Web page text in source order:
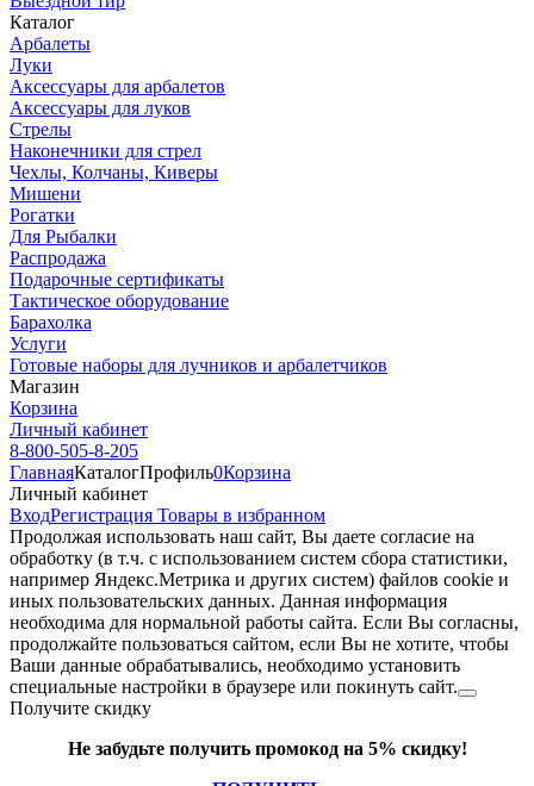
Каталог
Арбалеты
Луки
Аксессуары для арбалетов
Аксессуары для луков
Стрелы
Наконечники для стрел
Чехлы, Колчаны, Киверы
Мишени
Рогатки
Для Рыбалки
Распродажа
Подарочные сертификаты
Тактическое оборудование
Барахолка
Услуги
Готовые наборы для лучников и арбалетчиков
Магазин
Корзина
Личный кабинет
8-800-505-8-205
ГлавнаяКаталогПрофиль0Корзина
Личный кабинет
ВходРегистрация Товары в избранном
Продолжая использовать наш cайт, Вы даете согласие на
обработку (в т.ч. с использованием систем сбора статистики,
например Яндекс.Метрика и других систем) файлов cookie и
иных пользовательских данных. Данная информация
необходима для нормальной работы сайта. Если Вы согласны,
продолжайте пользоваться сайтом, если Вы не хотите, чтобы
Ваши данные обрабатывались, необходимо установить
специальные настройки в браузере или покинуть сайт.
Получите скидку
Не забудьте получить промокод на 5% скидку!